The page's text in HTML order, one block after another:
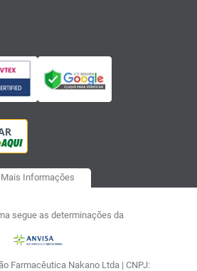
Mais Informações
segue as determinações da
Farmacêutica Nakano Ltda | CNPJ: